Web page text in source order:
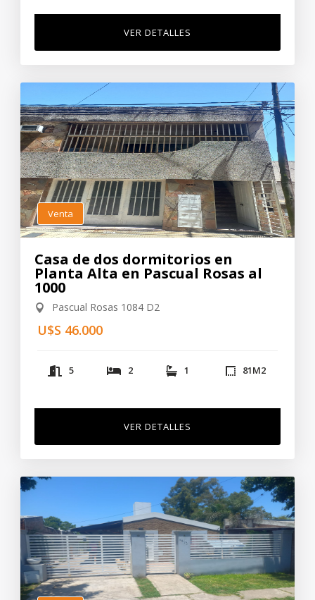
VER DETALLES
Venta
Casa de dos dormitorios en
Planta Alta en Pascual Rosas al
1000
Pascual Rosas 1084 D2
U$S 46.000
5 2 1 81M2
VER DETALLES